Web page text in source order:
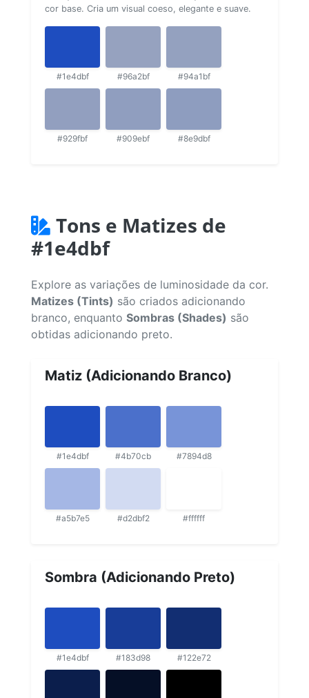
cor base. Cria um visual coeso, elegante e suave.
#1e4dbf #96a2bf #94a1bf
#929fbf #909ebf #8e9dbf
Tons e Matizes de
#1e4dbf
Explore as variações de luminosidade da cor.
Matizes (Tints) são criados adicionando
branco, enquanto Sombras (Shades) são
obtidas adicionando preto.
Matiz (Adicionando Branco)
#1e4dbf #4b70cb #7894d8
#a5b7e5 #d2dbf2 #ffffff
Sombra (Adicionando Preto)
#1e4dbf #183d98 #122e72